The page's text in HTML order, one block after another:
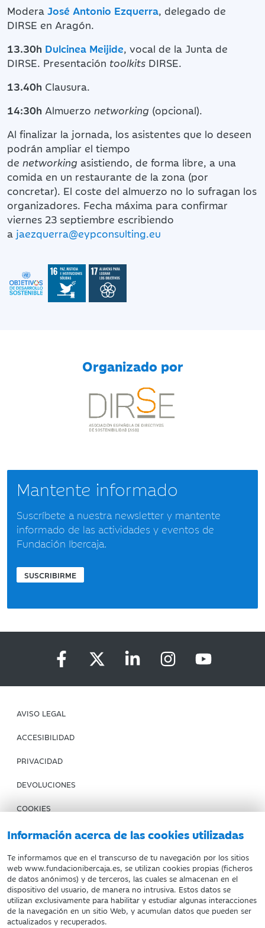
Información acerca de las cookies utilizadas
Te informamos que en el transcurso de tu navegación por los sitios
web www.fundacionibercaja.es, se utilizan cookies propias (ficheros
de datos anónimos) y de terceros, las cuales se almacenan en el
dispositivo del usuario, de manera no intrusiva. Estos datos se
utilizan exclusivamente para habilitar y estudiar algunas interacciones
de la navegación en un sitio Web, y acumulan datos que pueden ser
actualizados y recuperados.
Modera José Antonio Ezquerra, delegado de
DIRSE en Aragón.
13.30h Dulcinea Meijide, vocal de la Junta de
DIRSE. Presentación toolkits DIRSE.
13.40h Clausura.
14:30h Almuerzo networking (opcional).
Al finalizar la jornada, los asistentes que lo deseen
podrán ampliar el tiempo
de networking asistiendo, de forma libre, a una
comida en un restaurante de la zona (por
concretar). El coste del almuerzo no lo sufragan los
organizadores. Fecha máxima para confirmar
viernes 23 septiembre escribiendo
a jaezquerra@eypconsulting.eu
Organizado por
Mantente informado
Suscríbete a nuestra newsletter y mantente
informado de las actividades y eventos de
Fundación Ibercaja.
SUSCRIBIRME
AVISO LEGAL
ACCESIBILIDAD
PRIVACIDAD
DEVOLUCIONES
COOKIES
CONDICIONES DE COMPRA
IBERCAJA BANCO
Fundación Bancaria Ibercaja. C.I.F. G-50000652.
Inscrita en el Registro de Fundaciones del Mº de Educación,
Cultura y Deporte con el nº 1689.